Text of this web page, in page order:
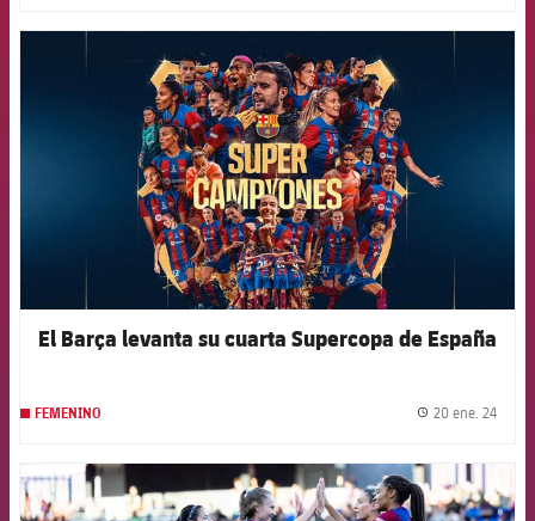
El Barça levanta su cuarta Supercopa de España
FEMENINO 20 ene. 24
FCB Barcelona badge